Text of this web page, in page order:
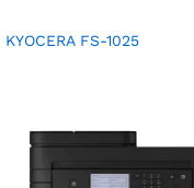
KYOCERA FS-1025